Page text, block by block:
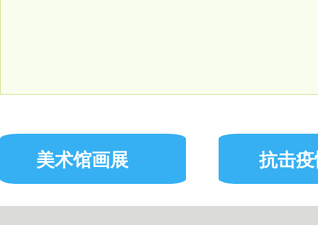
抗击
美术馆画展